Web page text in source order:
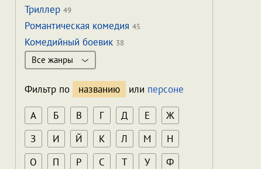
Триллер 49
Романтическая комедия 45
Комедийный боевик 38
Все жанры
Фильтр по названию или персоне
А Б В Г Д Е
Ж
З
И Й К Л М
Н
О
П Р С Т У
Ф